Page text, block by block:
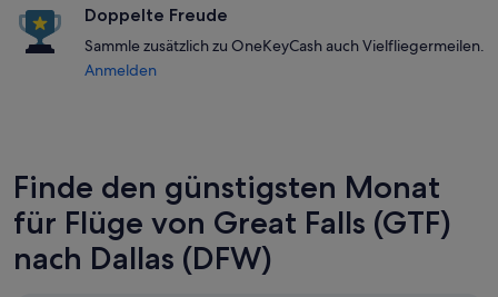
Doppelte Freude
Sammle zusätzlich zu OneKeyCash auch Vielfliegermeilen.
Anmelden
Finde den günstigsten Monat
für Flüge von Great Falls (GTF)
nach Dallas (DFW)